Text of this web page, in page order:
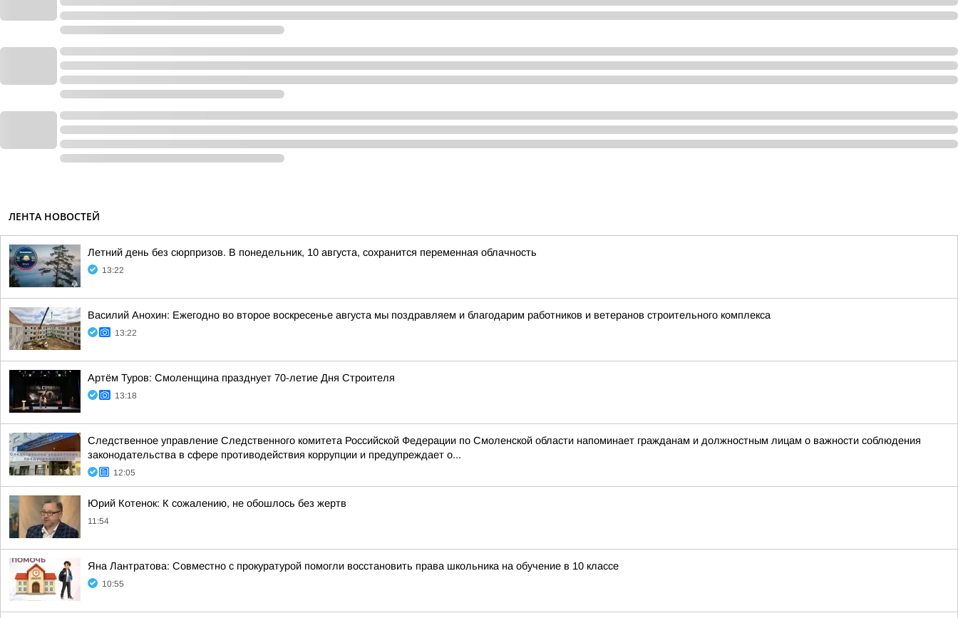
ЛЕНТА НОВОСТЕЙ
Летний день без сюрпризов. В понедельник, 10 августа, сохранится переменная облачность
13:22
Василий Анохин: Ежегодно во второе воскресенье августа мы поздравляем и благодарим работников и ветеранов строительного комплекса
13:22
Артём Туров: Смоленщина празднует 70-летие Дня Строителя
13:18
Следственное управление Следственного комитета Российской Федерации по Смоленской области напоминает гражданам и должностным лицам о важности соблюдения
законодательства в сфере противодействия коррупции и предупреждает о...
12:05
Юрий Котенок: К сожалению, не обошлось без жертв
11:54
Яна Лантратова: Совместно с прокуратурой помогли восстановить права школьника на обучение в 10 классе
10:55